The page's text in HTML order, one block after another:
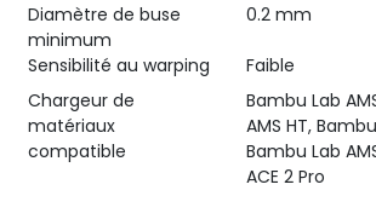
Diamètre de buse
minimum
0.2 mm
Sensibilité au warping
Faible
Chargeur de
matériaux
compatible
Bambu Lab
AMS HT,
Bambu Lab
ACE 2 Pro